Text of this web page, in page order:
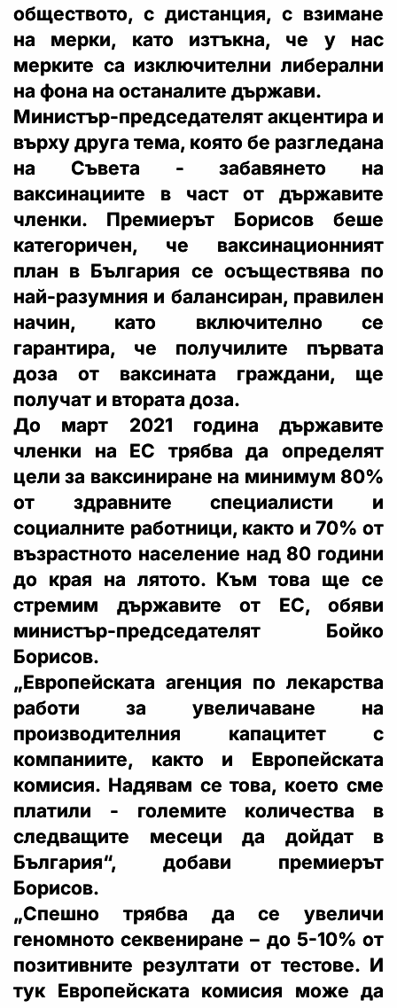
обществото, с дистанция, с взимане
на мерки, като изтъкна, че у нас
мерките са изключителни либерални
на фона на останалите държави.
Министър-председателят акцентира и
върху друга тема, която бе разгледана
на Съвета - забавянето на
ваксинациите в част от държавите
членки. Премиерът Борисов беше
категоричен, че ваксинационният
план в България се осъществява по
най-разумния и балансиран, правилен
начин, като включително се
гарантира, че получилите първата
доза от ваксината граждани, ще
получат и втората доза.
До март 2021 година държавите
членки на ЕС трябва да определят
цели за ваксиниране на минимум 80%
от здравните специалисти и
социалните работници, както и 70% от
възрастното население над 80 години
до края на лятото. Към това ще се
стремим държавите от ЕС, обяви
министър-председателят Бойко
Борисов.
„Европейската агенция по лекарства
работи за увеличаване на
производителния капацитет с
компаниите, както и Европейската
комисия. Надявам се това, което сме
платили - големите количества в
следващите месеци да дойдат в
България“, добави премиерът
Борисов.
„Спешно трябва да се увеличи
геномното секвениране – до 5-10% от
позитивните резултати от тестове. И
тук Европейската комисия може да